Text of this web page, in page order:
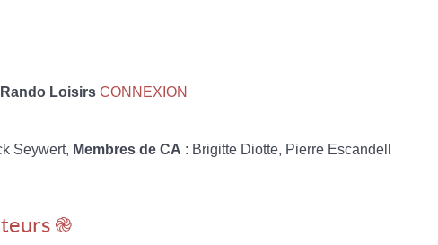
Loisirs CONNEXION
Seywert, Membres de CA : Brigitte Diotte, Pierre Escandell
֎